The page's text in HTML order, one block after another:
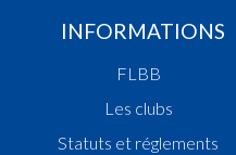
INFORMATIONS
FLBB
Les clubs
Statuts et réglements